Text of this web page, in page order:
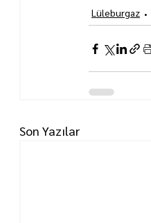
Lüleburgaz
Son Yazılar